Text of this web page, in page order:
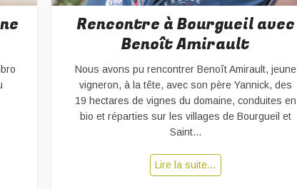
Rencontre à Bourgueil avec
Benoît Amirault
Nous avons pu rencontrer Benoît Amirault, jeune
vigneron, à la tête, avec son père Yannick, des
19 hectares de vignes du domaine, conduites en
bio et réparties sur les villages de Bourgueil et
Saint...
Lire la suite…